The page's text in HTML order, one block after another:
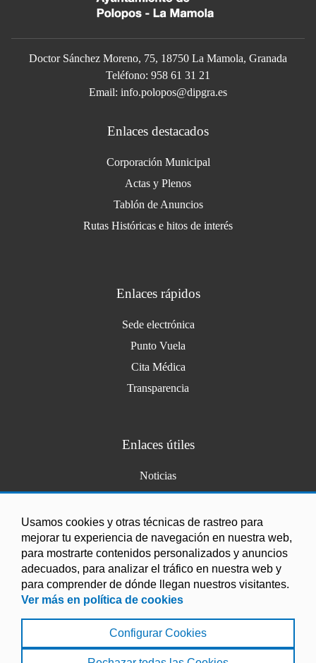
Usamos cookies y otras técnicas de rastreo para
mejorar tu experiencia de navegación en nuestra web,
para mostrarte contenidos personalizados y anuncios
adecuados, para analizar el tráfico en nuestra web y
para comprender de dónde llegan nuestros visitantes.
Ver más en política de cookies
Configurar Cookies
Doctor Sánchez Moreno, 75, 18750 La Mamola, Granada
Teléfono: 958 61 31 21
Email: info.polopos@dipgra.es
Enlaces destacados
Corporación Municipal
Actas y Plenos
Tablón de Anuncios
Rutas Históricas e hitos de interés
Enlaces rápidos
Sede electrónica
Punto Vuela
Cita Médica
Transparencia
Enlaces útiles
Noticias
Agenda
Ordenanzas
Entidades y asociaciones